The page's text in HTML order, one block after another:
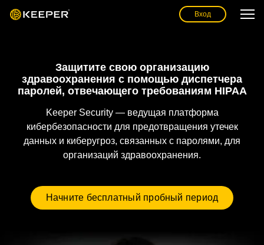
Вход
Защитите свою организацию
здравоохранения с помощью диспетчера
паролей, отвечающего требованиям HIPAA
Keeper Security — ведущая платформа
кибербезопасности для предотвращения утечек
данных и киберугроз, связанных с паролями, для
организаций здравоохранения.
Начните бесплатный пробный период